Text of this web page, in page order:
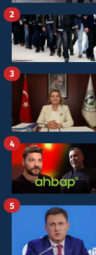
2
3
4
5